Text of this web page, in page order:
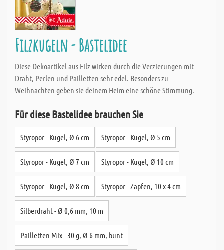
Filzkugeln - Bastelidee
Diese Dekoartikel aus Filz wirken durch die Verzierungen mit
Draht, Perlen und Pailletten sehr edel. Besonders zu
Weihnachten geben sie deinem Heim eine schöne Stimmung.
Für diese Bastelidee brauchen Sie
Styropor - Kugel, Ø 6 cm Styropor - Kugel, Ø 5 cm
Styropor - Kugel, Ø 7 cm Styropor - Kugel, Ø 10 cm
Styropor - Kugel, Ø 8 cm Styropor - Zapfen, 10 x 4 cm
Silberdraht - Ø 0,6 mm, 10 m
Pailletten Mix - 30 g, Ø 6 mm, bunt